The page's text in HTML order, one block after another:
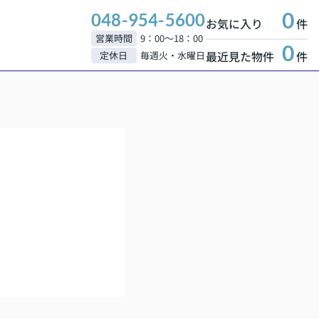
048-954-5600
営業時間
9：00～18：00
定休日
毎週火・水曜日
お気に入り 0件
最近見た物件 0件